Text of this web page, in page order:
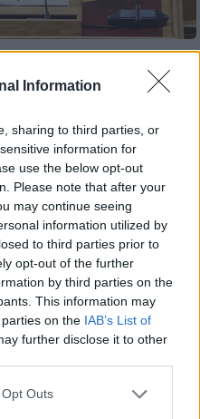
Information
sharing to third parties, or
information for
use the below opt-out
Please note that after your
may continue seeing
information utilized by
to third parties prior to
opt-out of the further
by third parties on the
This information may
on the IAB’s List of
further disclose it to other
uses one or more Google
Outs
στη Google
εδώ. Συγκροτήθηκε
την αγωνία και
πολιτών για μια
τόνισε ο πρόεδρος
ομάδας της Νέας
, σε δηλώσεις
του στην
του ΣΥΡΙΖΑ»
διέξοδος της
του